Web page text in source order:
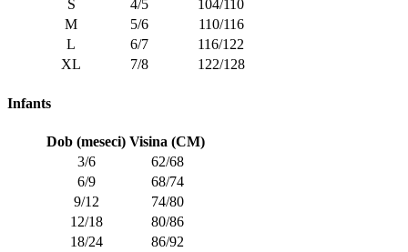
S
4/5
104/110
M
5/6
110/116
L
6/7
116/122
XL
7/8 122/128
Infants
Dob (meseci) Visina (CM)
3/6
62/68
6/9
68/74
9/12
74/80
12/18
80/86
18/24
86/92